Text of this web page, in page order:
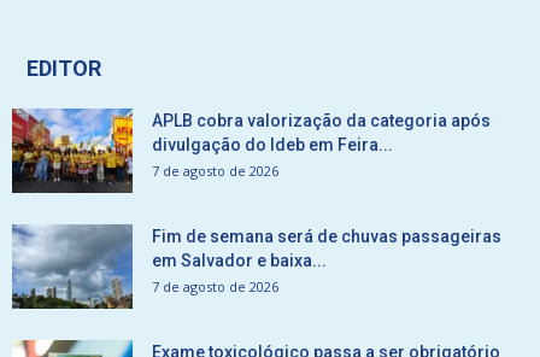
EDITOR
APLB cobra valorização da categoria após
divulgação do Ideb em Feira...
7 de agosto de 2026
Fim de semana será de chuvas passageiras
em Salvador e baixa...
7 de agosto de 2026
Exame toxicológico passa a ser obrigatório